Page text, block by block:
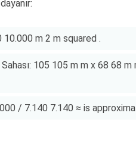
10.000 m 2 m squared .
105 105 m m x 68 68
/ 7.140 7.140 ≈ is